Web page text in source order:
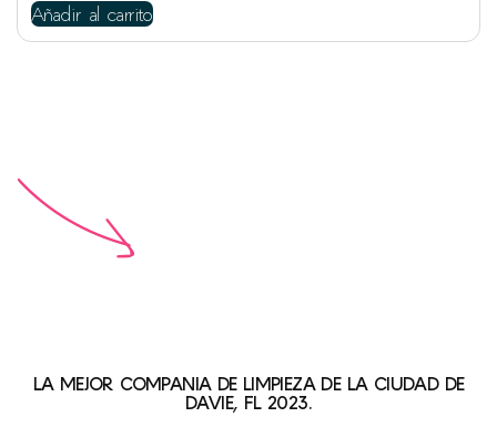
Añadir al carrito
LA MEJOR COMPANIA DE LIMPIEZA DE LA CIUDAD DE
DAVIE, FL 2023.